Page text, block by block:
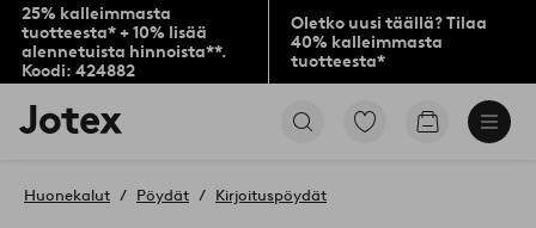
25% kalleimmasta
tuotteesta* + 10% lisää
alennetuista hinnoista**.
Koodi: 424882
Oletko uusi täällä? Tilaa
40% kalleimmasta
tuotteesta*
Jotex-
logo
aloitussivulle
Siirry
Siirry
Huonekalut Pöydät Kirjoituspöydät